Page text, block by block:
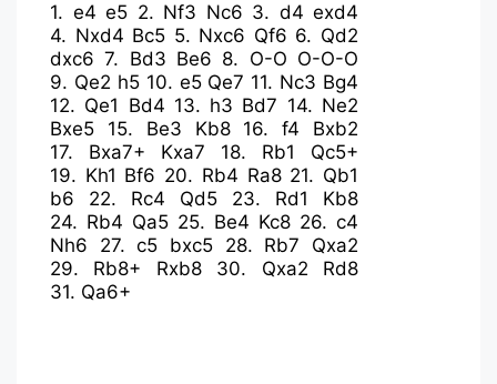
1. e4 e5 2. Nf3 Nc6 3. d4 exd4
4. Nxd4 Bc5 5. Nxc6 Qf6 6. Qd2
dxc6 7. Bd3 Be6 8. O-O O-O-O
9. Qe2 h5 10. e5 Qe7 11. Nc3 Bg4
12. Qe1 Bd4 13. h3 Bd7 14. Ne2
Bxe5
15. Be3 Kb8 16.f4
Bxb2
17. Bxa7+ Kxa7 18. Rb1
Qc5+
19. Kh1 Bf6 20. Rb4 Ra8 21. Qb1
b6
22. Rc4 Qd5 23. Rd1
Kb8
24. Rb4 Qa5 25. Be4 Kc8 26. c4
Nh6
27.c5 bxc5 28. Rb7
Qxa2
29. Rb8+ Rxb8 30. Qxa2
Rd8
31. Qa6+